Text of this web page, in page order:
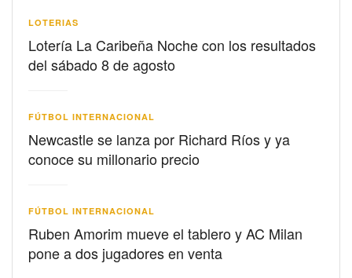
LOTERIAS
Lotería La Caribeña Noche con los resultados
del sábado 8 de agosto
FÚTBOL INTERNACIONAL
Newcastle se lanza por Richard Ríos y ya
conoce su millonario precio
FÚTBOL INTERNACIONAL
Ruben Amorim mueve el tablero y AC Milan
pone a dos jugadores en venta